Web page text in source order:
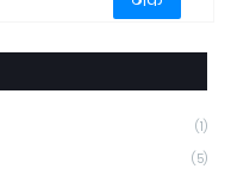
(1)
(5)